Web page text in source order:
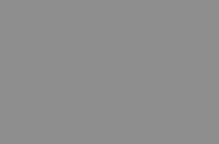
давно говорят не только
его участники – причем с
Кэти Перри и Орландо
то есть уже не один месяц.
церемонию вручения наград
года звезда «Пиратов
одиночестве и, по